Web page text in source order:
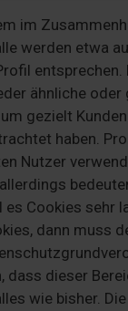
im
werden etwa
entsprechen.
ähnliche oder
gezielt
haben.
Nutzer
Cookies sehr
dann muss
dass dieser
wie bisher.